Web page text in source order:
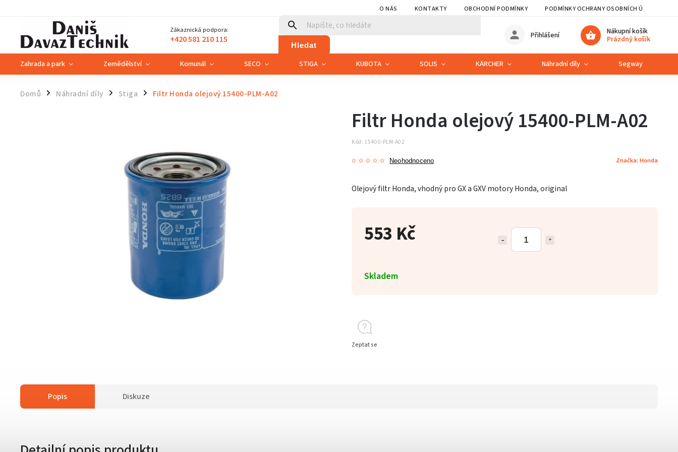
O NÁS KONTAKTY OBCHODNÍ PODMÍNKY PODMÍNKY OCHRANY OSOBNÍCH ÚDAJŮ
Zákaznická podpora:
+420 581 210 115 Hledat
Nákupní košík
Prázdný košík
Přihlášení
Zahrada a park Zemědělství Komunál SECO STIGA KUBOTA SOLIS KÄRCHER Náhradní díly Segway
Domů / Náhradní díly / Stiga / Filtr Honda olejový 15400-PLM-A02
553 Kč
Skladem
Filtr Honda olejový 15400-PLM-A02
Kód: 15400-PLM-A02
Neohodnoceno Značka: Honda
Olejový filtr Honda, vhodný pro GX a GXV motory Honda, original
Zeptat se
Popis Diskuze